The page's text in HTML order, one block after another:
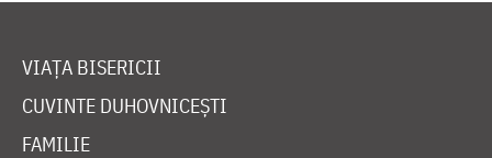
VIAȚA BISERICII
CUVINTE DUHOVNICEȘTI
FAMILIE